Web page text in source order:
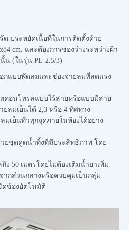
ประหยัดเนื้อที่ในการติดตั้งด้วย
cm. และต้องการช่องว่างระหว่างฝ้า
นั้น (ในรุ่น PL-2.5/3)
กแบบพัดลมและช่องจ่ายลมที่ลดแรง
คอนโทรลแบบไร้สายหรือแบบมีสาย
ยลมเย็นได้ 2,3 หรือ 4 ทิศทาง
มเย็นทั่วทุกจุดภายในห้องได้อย่าง
ยชุดดูดน้ำทิ้งที่มีประสิทธิภาพ โดย
ง 50 เมตรโดยไม่ต้องเติมน้ำยาเพิ่ม
ากส่วนกลางหรือควบคุมเป็นกลุ่ม
ดข้องอัตโนมัติ